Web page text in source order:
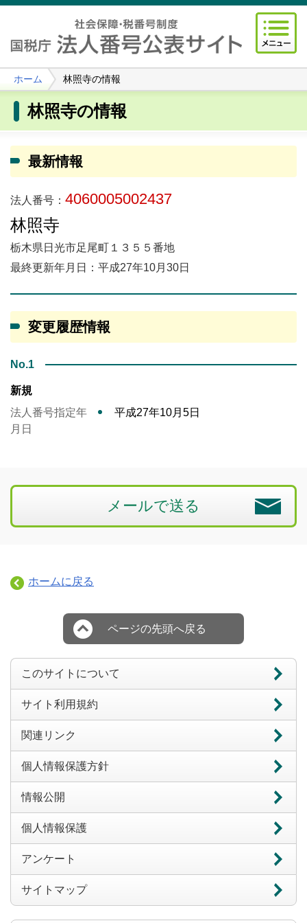
ホーム 林照寺の情報
林照寺の情報
最新情報
法人番号： 4060005002437
林照寺
栃木県日光市足尾町１３５５番地
最終更新年月日：平成27年10月30日
変更履歴情報
No.1
新規
法人番号指定年
月日
平成27年10月5日
メールで送る
ホームに戻る
ページの先頭へ戻る
このサイトについて
サイト利用規約
関連リンク
個人情報保護方針
情報公開
個人情報保護
アンケート
サイトマップ